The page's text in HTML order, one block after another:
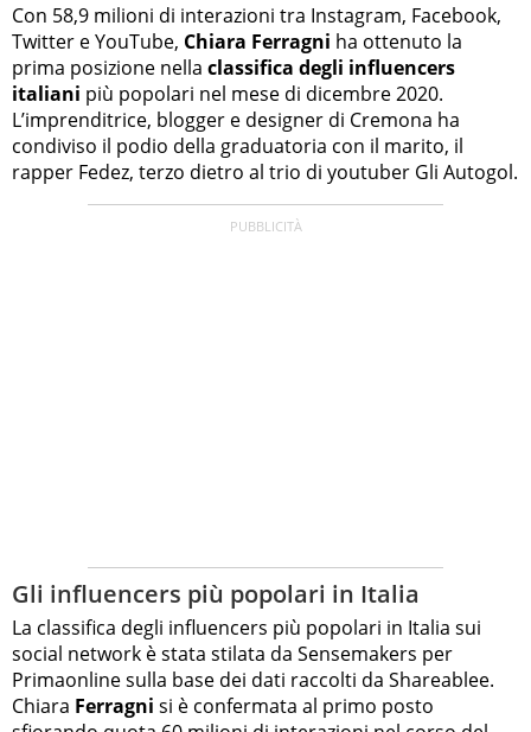
Con 58,9 milioni di interazioni tra Instagram, Facebook,
Twitter e YouTube, Chiara Ferragni ha ottenuto la
prima posizione nella classifica degli influencers
italiani più popolari nel mese di dicembre 2020.
L’imprenditrice, blogger e designer di Cremona ha
condiviso il podio della graduatoria con il marito, il
rapper Fedez, terzo dietro al trio di youtuber Gli Autogol.
Gli influencers più popolari in Italia
La classifica degli influencers più popolari in Italia sui
social network è stata stilata da Sensemakers per
Primaonline sulla base dei dati raccolti da Shareablee.
Chiara Ferragni si è confermata al primo posto